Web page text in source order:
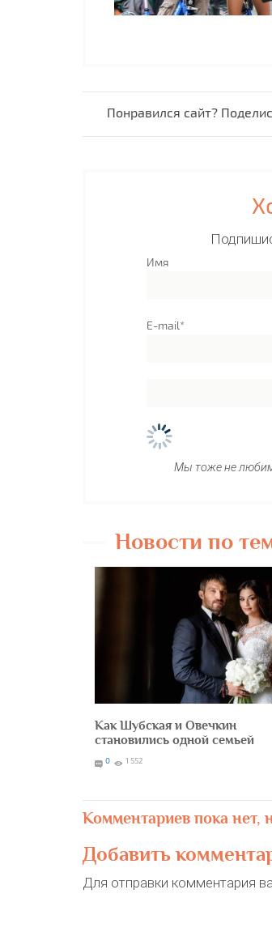
Понравился сайт?
Имя
E-mail*
Мы тоже не любим
Новости по
Как Шубская и Овечкин
становились одной семьей
0 1 552
Комментариев пока нет,
Добавить
Для отправки комментария